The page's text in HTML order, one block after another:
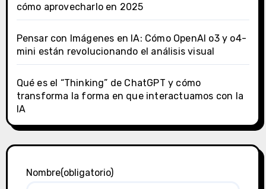
cómo aprovecharlo en 2025
Pensar con Imágenes en IA: Cómo OpenAI o3 y o4-
mini están revolucionando el análisis visual
Qué es el “Thinking” de ChatGPT y cómo
transforma la forma en que interactuamos con la
IA
Nombre(obligatorio)